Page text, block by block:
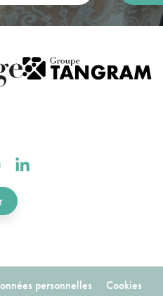
:
Linkedin :
personnelles Cookies